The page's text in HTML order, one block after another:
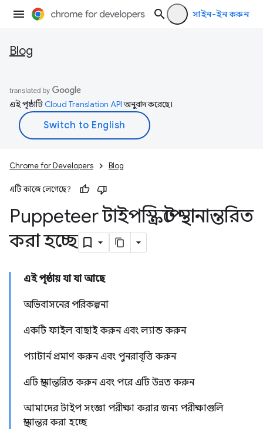
সাইন-ইন করুন
Blog
এই পৃষ্ঠাটিCloud Translation APIঅনুবাদ করেছে।
Chrome for Developers Blog
এটি কাজে লেগেছে?
Puppeteer টাইপস্ক্রিপ্টে স্থানান্তরিত
করা হচ্ছে
এই পৃষ্ঠায় যা যা আছে
অভিবাসনের পরিকল্পনা
একটি ফাইল বাছাই করুন এবং ল্যান্ড করুন
প্যাটার্ন প্রমাণ করুন এবং পুনরাবৃত্তি করুন
এটি স্থানান্তরিত করুন এবং পরে এটি উন্নত করুন
আমাদের টাইপ সংজ্ঞা পরীক্ষা করার জন্য পরীক্ষাগুলি
স্থানান্তর করা হচ্ছে